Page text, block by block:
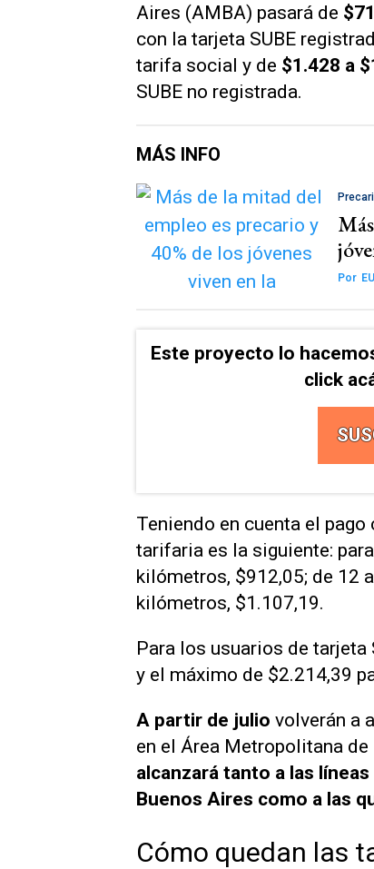
Aires (AMBA) pasará de
con la tarjeta SUBE
tarifa social y de $1.428 a
SUBE no registrada.
MÁS INFO
Por
Este proyecto lo
click
Teniendo en cuenta el
tarifaria es la siguiente:
kilómetros, $912,05; de 12
kilómetros, $1.107,19.
Para los usuarios de
y el máximo de $2.214,39
A partir de julio volverán a
en el Área Metropolitana
alcanzará tanto a las
Buenos Aires como a las
Cómo quedan las